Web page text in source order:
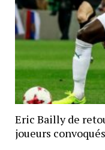
Eric Bailly de
joueurs